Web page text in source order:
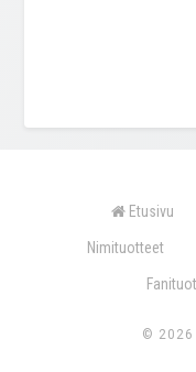
Etusivu
Nimituotteet
© 2026